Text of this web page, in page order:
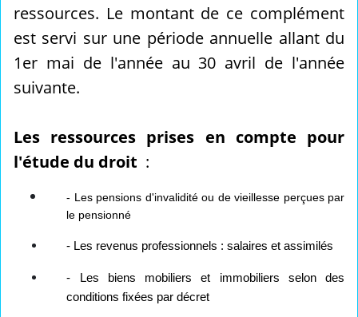
ressources. Le montant de ce complément
est servi sur une période annuelle allant du
1er mai de l'année au 30 avril de l'année
suivante.
Les ressources prises en compte pour
l'étude du droit :
- Les pensions d'invalidité ou de vieillesse perçues par
le pensionné
- Les revenus professionnels : salaires et assimilés
- Les biens mobiliers et immobiliers selon des
conditions fixées par décret